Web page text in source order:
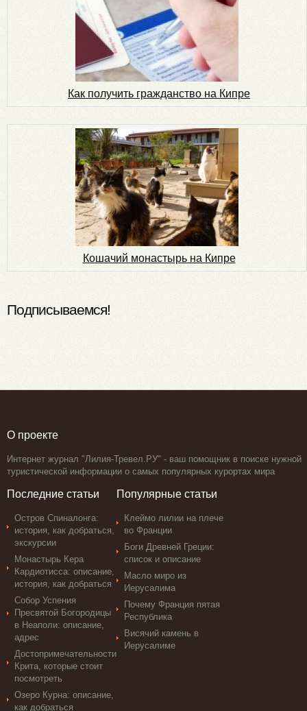
Как получить гражданство на Кипре
Кошачий монастырь на Кипре
Подписываемся!
О проекте
Интернет журнал "Лилия-Тревел.РУ" - ваш помощник в поиске нужной
туристической информации о самых популярных курортах мира
Последние статьи
Остров Спиналонга:
история, как добраться,
экскурсии
Монастырь Кера
Кардиотисса: описание,
история, как добраться
Собор Успения
Пресвятой Богородицы
в Неаполи: описание,
адрес
Достопримечательности
Крита, которые стоит
посмотреть
Озеро Курна: описание,
как добраться
Популярные статьи
Клеймо лилии на плече
во Франции
Боги Древней Греции:
список и описание
Масло миро из
Иерусалима
Почему Франция пятая
Республика
Висячий камень в
Иерусалиме